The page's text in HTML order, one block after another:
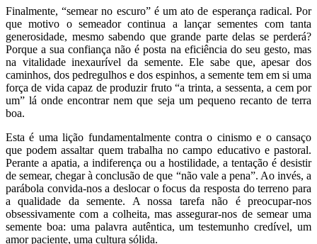
Finalmente, “semear no escuro” é um ato de esperança radical. Por
que motivo o semeador continua a lançar sementes com tanta
generosidade, mesmo sabendo que grande parte delas se perderá?
Porque a sua confiança não é posta na eficiência do seu gesto, mas
na vitalidade inexaurível da semente. Ele sabe que, apesar dos
caminhos, dos pedregulhos e dos espinhos, a semente tem em si uma
força de vida capaz de produzir fruto “a trinta, a sessenta, a cem por
um” lá onde encontrar nem que seja um pequeno recanto de terra
boa.
Esta é uma lição fundamentalmente contra o cinismo e o cansaço
que podem assaltar quem trabalha no campo educativo e pastoral.
Perante a apatia, a indiferença ou a hostilidade, a tentação é desistir
de semear, chegar à conclusão de que “não vale a pena”. Ao invés, a
parábola convida-nos a deslocar o focus da resposta do terreno para
a qualidade da semente. A nossa tarefa não é preocupar-nos
obsessivamente com a colheita, mas assegurar-nos de semear uma
semente boa: uma palavra autêntica, um testemunho credível, um
amor paciente, uma cultura sólida.